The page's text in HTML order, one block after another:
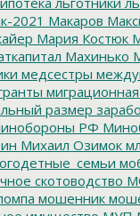
2021 Макаров
Мария Костюк
Махинько
медсестры
размер
РФ
Михаил Озимок
скотоводство
мошенник